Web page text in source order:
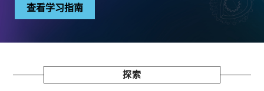
查看学习指南
探索